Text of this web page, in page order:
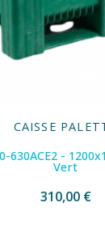
CAISSE
630ACE2 -
Vert
310,00 €